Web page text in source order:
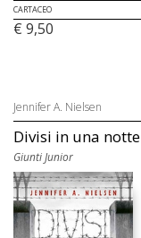
CARTACEO
€ 9,50
Jennifer A. Nielsen
Divisi in una notte
Giunti Junior